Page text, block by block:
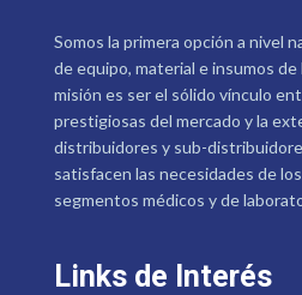
Somos la primera opción a nivel
de equipo, material e insumos
misión es ser el sólido vínculo
prestigiosas del mercado y la
distribuidores y sub-
satisfacen las necesidades de
segmentos médicos y de
Links de Interés